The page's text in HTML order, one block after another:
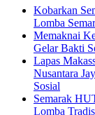
Kobarkan
Lomba
Memaknai
Gelar Bakti
Lapas
Nusantara
Sosial
Semarak
Lomba